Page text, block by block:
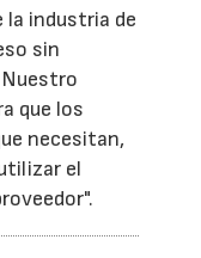
la industria de
sin
que los
necesitan,
el